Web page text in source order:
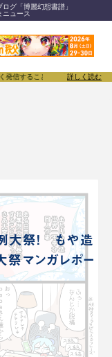
グ「博麗幻想書譜」
ニュース
東方Projectのみならず「同人
詳しく読む
大祭！ もや造
マンガレポー